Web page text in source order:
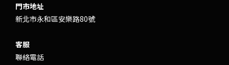
門市地址
新北市永和區安樂路80號
客服
聯絡電話